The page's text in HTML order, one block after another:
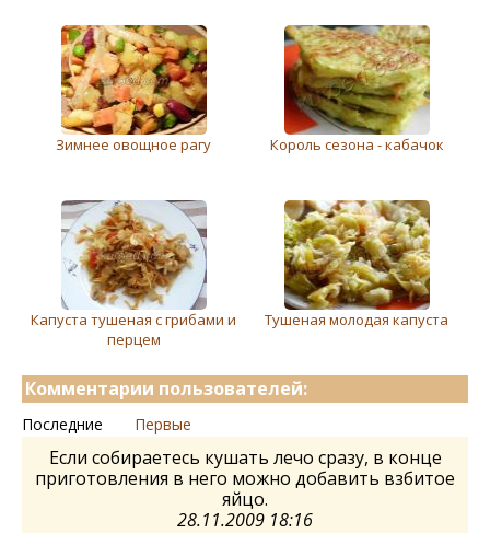
Зимнее овощное рагу Король сезона - кабачок
Капуста тушеная с грибами и
перцем
Тушеная молодая капуста
Комментарии пользователей:
Последние Первые
Если собираетесь кушать лечо сразу, в конце
приготовления в него можно добавить взбитое
яйцо.
28.11.2009 18:16